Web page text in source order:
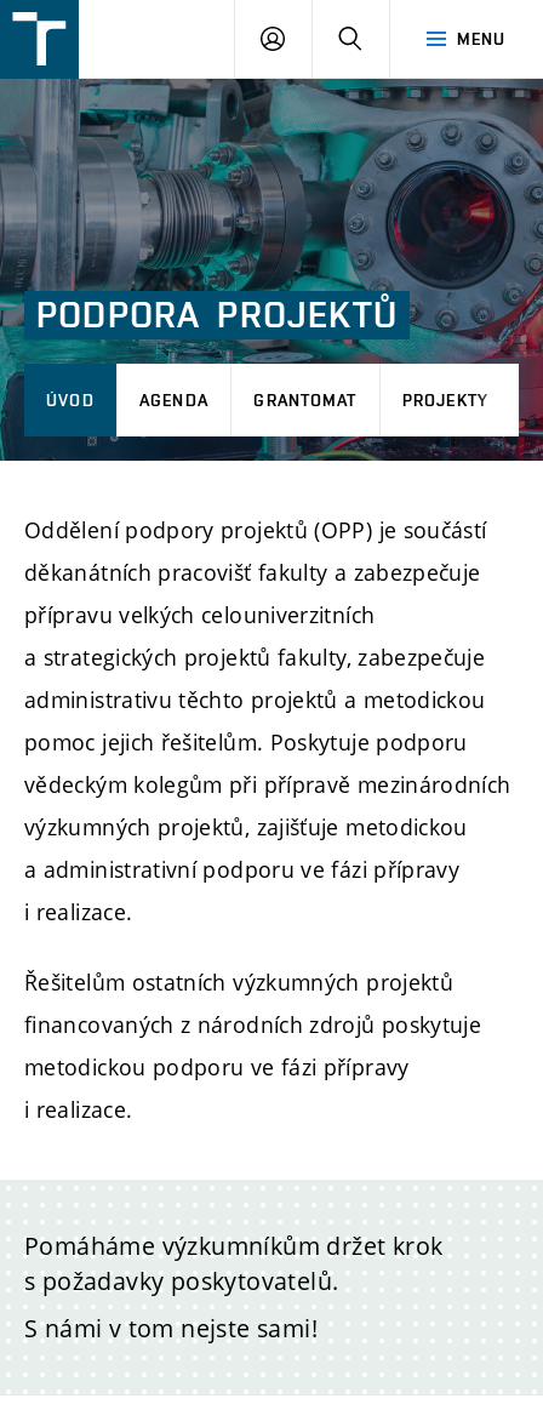
v
Brně
MENU
PŘIHLÁŠENÍ
PODPORA PROJEKTŮ
ÚVOD AGENDA GRANTOMAT PROJEKTY
Oddělení podpory projektů (OPP) je součástí
děkanátních pracovišť fakulty a zabezpečuje
přípravu velkých celouniverzitních
a strategických projektů fakulty, zabezpečuje
administrativu těchto projektů a metodickou
pomoc jejich řešitelům. Poskytuje podporu
vědeckým kolegům při přípravě mezinárodních
výzkumných projektů, zajišťuje metodickou
a administrativní podporu ve fázi přípravy
i realizace.
Řešitelům ostatních výzkumných projektů
financovaných z národních zdrojů poskytuje
metodickou podporu ve fázi přípravy
i realizace.
Pomáháme výzkumníkům držet krok
s požadavky poskytovatelů.
S námi v tom nejste sami!